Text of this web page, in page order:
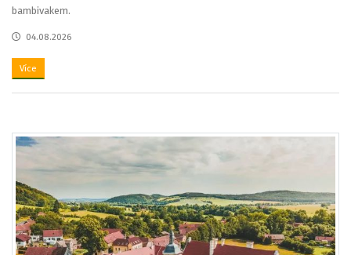
bambivakem.
04.08.2026
Více